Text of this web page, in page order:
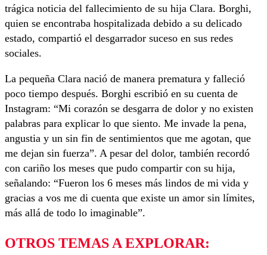
trágica noticia del fallecimiento de su hija Clara. Borghi,
quien se encontraba hospitalizada debido a su delicado
estado, compartió el desgarrador suceso en sus redes
sociales.
La pequeña Clara nació de manera prematura y falleció
poco tiempo después. Borghi escribió en su cuenta de
Instagram: “Mi corazón se desgarra de dolor y no existen
palabras para explicar lo que siento. Me invade la pena,
angustia y un sin fin de sentimientos que me agotan, que
me dejan sin fuerza”. A pesar del dolor, también recordó
con cariño los meses que pudo compartir con su hija,
señalando: “Fueron los 6 meses más lindos de mi vida y
gracias a vos me di cuenta que existe un amor sin límites,
más allá de todo lo imaginable”.
OTROS TEMAS A EXPLORAR: